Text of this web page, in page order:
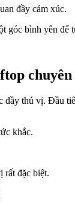
đầy cảm xúc.
bình yên để
chuyên
thú vị. Đầu
khắc.
rất đặc biệt.